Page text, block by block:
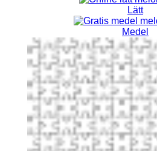
Lätt
Medel